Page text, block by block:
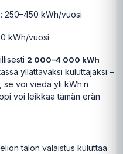
250–450 kWh/vuosi
kWh/vuosi
2 000–4 000 kWh
yllättäväksi kuluttajaksi –
se voi viedä yli kWh:n
voi leikkaa tämän erän
talon valaistus kuluttaa